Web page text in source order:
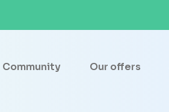
Community Our offers